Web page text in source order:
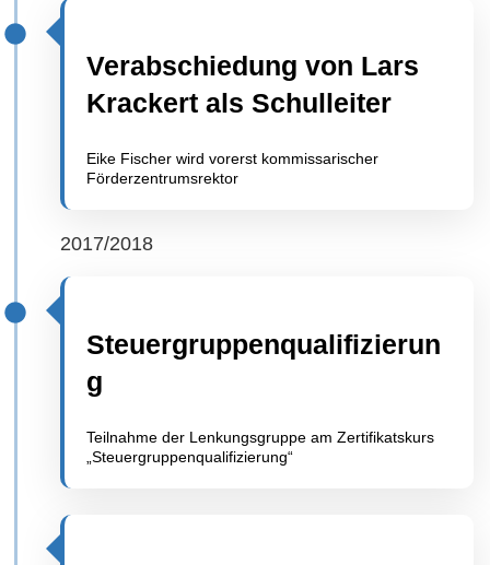
Verabschiedung von Lars
Krackert als Schulleiter
Eike Fischer wird vorerst kommissarischer
Förderzentrumsrektor
2017/2018
Steuergruppenqualifizierun
g
Teilnahme der Lenkungsgruppe am Zertifikatskurs
„Steuergruppenqualifizierung“